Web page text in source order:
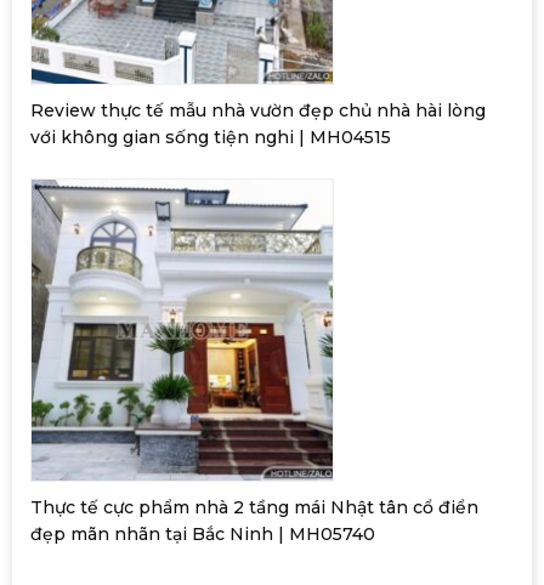
Review thực tế mẫu nhà vườn đẹp chủ nhà hài lòng
với không gian sống tiện nghi | MH04515
Thực tế cực phẩm nhà 2 tầng mái Nhật tân cổ điển
đẹp mãn nhãn tại Bắc Ninh | MH05740